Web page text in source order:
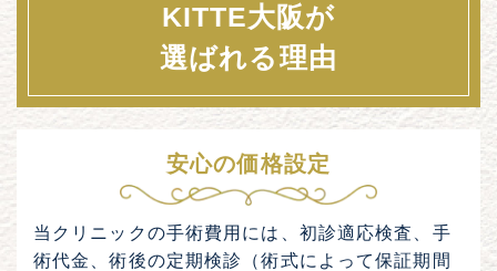
KITTE大阪が
選ばれる理由
安心の価格設定
当クリニックの手術費用には、初診適応検査、手
術代金、術後の定期検診（術式によって保証期間